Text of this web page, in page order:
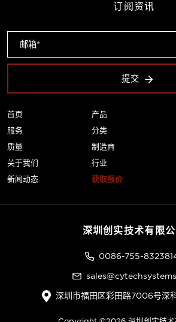
首页
服务
质量
关于我们
新闻动态
产品
分类
制造商
行业
获取报价
订阅资讯
提交
深圳创实技术有限公
0086-755-
深圳市福田区彩田路7006号深